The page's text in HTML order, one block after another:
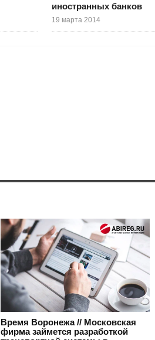
иностранных банков
19 марта 2014
Время Воронежа // Московская
фирма займется разработкой